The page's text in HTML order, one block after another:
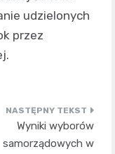
udzielonych
przez
Wyniki wyborów
samorządowych w